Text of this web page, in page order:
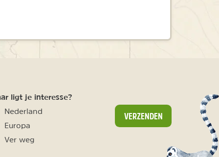
ligt je interesse?
Nederland
Europa
Ver weg
VERZENDEN